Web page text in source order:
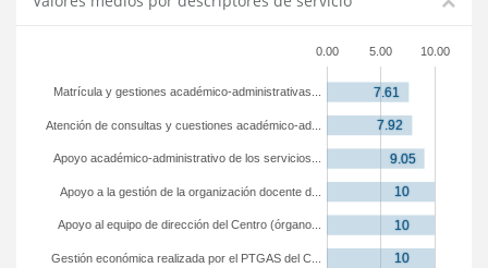
0.00 5.00 10.00
Gestión económica realizada por el PTGAS del C...
Apoyo al equipo de dirección del Centro (órgano...
Apoyo a la gestión de la organización docente d...
Apoyo académico-administrativo de los servicios...
Atención de consultas y cuestiones académico-ad...
Matrícula y gestiones académico-administrativas...